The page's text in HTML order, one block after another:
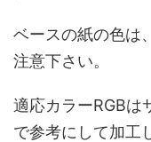
ベースの紙の色は
注意下さい。
適応カラーRGBは
で参考にして加工